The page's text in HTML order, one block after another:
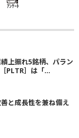
ｱﾝｹｰﾄ
上振れ5銘柄、パラン
PLTR］は「...
と成長性を兼ね備え